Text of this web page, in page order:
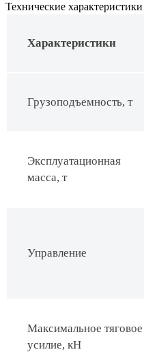
Технические характеристики
Характеристики
Грузоподъемность, т
Эксплуатационная
масса, т
Управление
Максимальное тяговое
усилие, кН